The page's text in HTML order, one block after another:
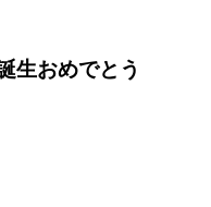
生おめでとう